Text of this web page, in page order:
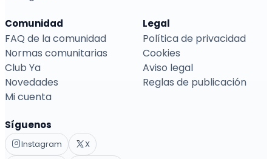
Comunidad
FAQ de la comunidad
Normas comunitarias
Club Ya
Novedades
Mi cuenta
Legal
Política de privacidad
Cookies
Aviso legal
Reglas de publicación
Síguenos
Instagram X